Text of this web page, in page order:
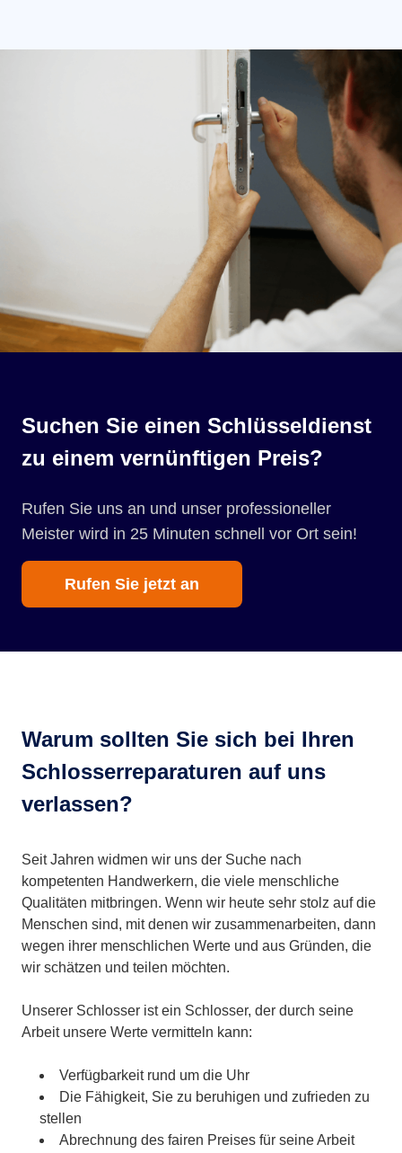
Suchen Sie einen Schlüsseldienst
zu einem vernünftigen Preis?
Rufen Sie uns an und unser professioneller
Meister wird in 25 Minuten schnell vor Ort sein!
Rufen Sie jetzt an
Warum sollten Sie sich bei Ihren
Schlosserreparaturen auf uns
verlassen?
Seit Jahren widmen wir uns der Suche nach
kompetenten Handwerkern, die viele menschliche
Qualitäten mitbringen. Wenn wir heute sehr stolz auf die
Menschen sind, mit denen wir zusammenarbeiten, dann
wegen ihrer menschlichen Werte und aus Gründen, die
wir schätzen und teilen möchten.
Unserer Schlosser ist ein Schlosser, der durch seine
Arbeit unsere Werte vermitteln kann:
Verfügbarkeit rund um die Uhr
Die Fähigkeit, Sie zu beruhigen und zufrieden zu
stellen
Abrechnung des fairen Preises für seine Arbeit